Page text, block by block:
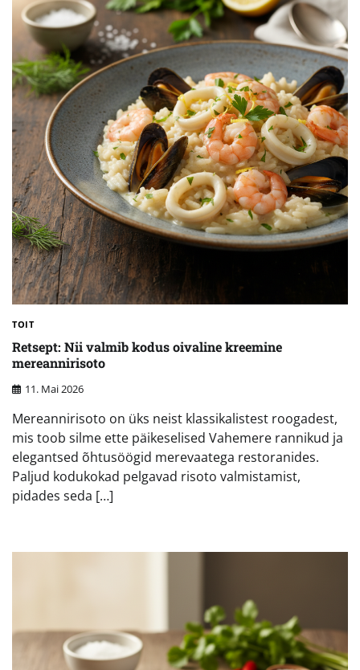
TOIT
Retsept: Nii valmib kodus oivaline kreemine
mereannirisoto
11. Mai 2026
Mereannirisoto on üks neist klassikalistest roogadest,
mis toob silme ette päikeselised Vahemere rannikud ja
elegantsed õhtusöögid merevaatega restoranides.
Paljud kodukokad pelgavad risoto valmistamist,
pidades seda […]